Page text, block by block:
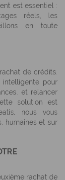
est essentiel :
réels, les
en toute
de crédits.
intelligente pour
et relancer
solution est
nous vous
humaines et sur
rachat de